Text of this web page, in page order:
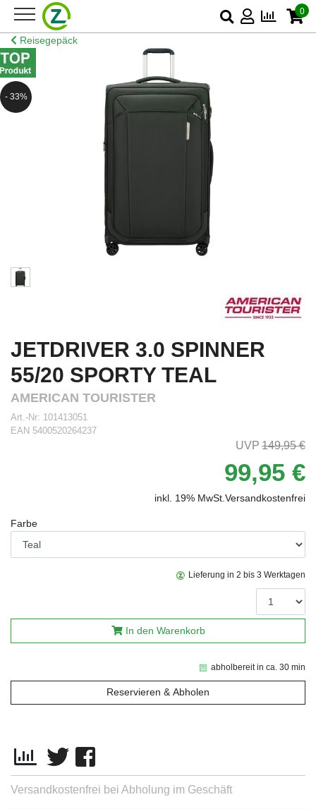
0
Reisegepäck
- 33%
JETDRIVER 3.0 SPINNER
55/20 SPORTY TEAL
AMERICAN TOURISTER
Art.-Nr: 101413051
EAN 5400520264237
149,95 €
99,95 €
inkl. 19% MwSt.Versandkostenfrei
Farbe
abholbereit in ca. 30 min
Reservieren & Abholen
Lieferung in 2 bis 3 Werktagen
In den Warenkorb
Versandkostenfrei bei Abholung im Geschäft